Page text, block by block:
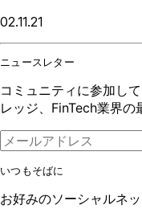
02.11.21
ニュースレター
コミュニティに参加し
レッジ、FinTech業界の
いつもそばに
お好みのソーシャルネ